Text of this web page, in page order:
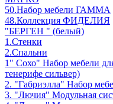
50.Набор мебели ГАММА
48.Коллекция ФИДЕЛИЯ
"БЕРГЕН " (белый)
1.Стенки
2.Спальни
1" Сохо" Набор мебели
тенерифе сильвер)
2. "Габриэлла" Набор
3. "Лючия" Модульная